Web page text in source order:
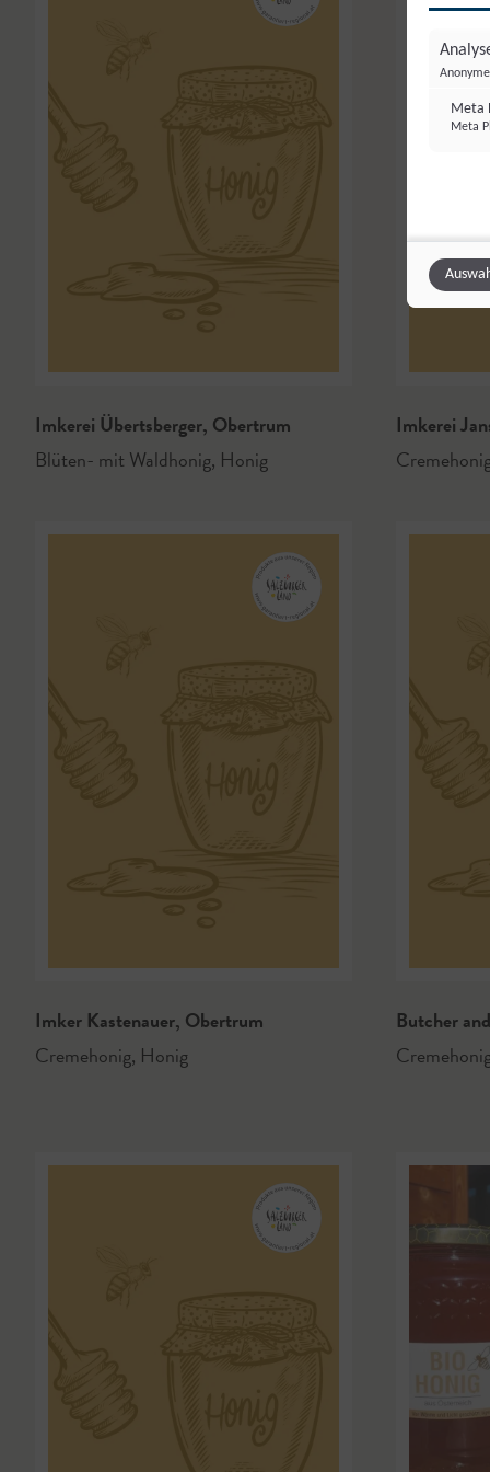
Imkerei Übertsberger, Obertrum
Blüten- mit Waldhonig, Honig
Imkerei
Imker Kastenauer, Obertrum
Cremehonig, Honig
Butcher
Cremehonig
Meta
Meta